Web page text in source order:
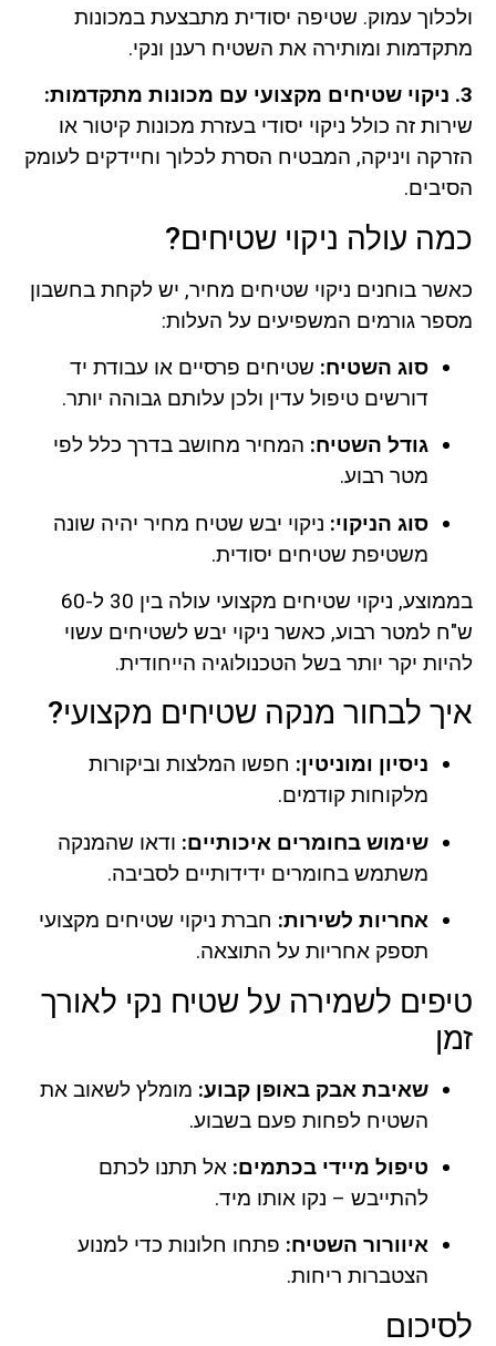
ולכלוך עמוק. שטיפה יסודית מתבצעת במכונות
מתקדמות ומותירה את השטיח רענן ונקי.
3. ניקוי שטיחים מקצועי עם מכונות מתקדמות:
שירות זה כולל ניקוי יסודי בעזרת מכונות קיטור או
הזרקה ויניקה, המבטיח הסרת לכלוך וחיידקים לעומק
הסיבים.
כמה עולה ניקוי שטיחים?
כאשר בוחנים ניקוי שטיחים מחיר, יש לקחת בחשבון
מספר גורמים המשפיעים על העלות:
סוג השטיח: שטיחים פרסיים או עבודת יד
דורשים טיפול עדין ולכן עלותם גבוהה יותר.
גודל השטיח: המחיר מחושב בדרך כלל לפי
מטר רבוע.
סוג הניקוי: ניקוי יבש שטיח מחיר יהיה שונה
משטיפת שטיחים יסודית.
בממוצע, ניקוי שטיחים מקצועי עולה בין 30 ל-60
ש"ח למטר רבוע, כאשר ניקוי יבש לשטיחים עשוי
להיות יקר יותר בשל הטכנולוגיה הייחודית.
איך לבחור מנקה שטיחים מקצועי?
ניסיון ומוניטין: חפשו המלצות וביקורות
מלקוחות קודמים.
שימוש בחומרים איכותיים: ודאו שהמנקה
משתמש בחומרים ידידותיים לסביבה.
אחריות לשירות: חברת ניקוי שטיחים מקצועי
תספק אחריות על התוצאה.
טיפים לשמירה על שטיח נקי לאורך
זמן
שאיבת אבק באופן קבוע: מומלץ לשאוב את
השטיח לפחות פעם בשבוע.
טיפול מיידי בכתמים: אל תתנו לכתם
להתייבש – נקו אותו מיד.
איוורור השטיח: פתחו חלונות כדי למנוע
הצטברות ריחות.
לסיכום